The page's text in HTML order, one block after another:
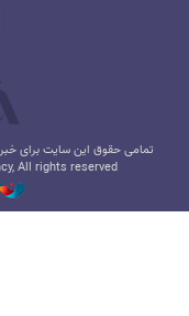
تمامی حقوق این سایت برای
All rights reserved